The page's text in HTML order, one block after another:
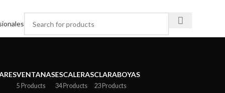
VENTANAS
5 Products
ESCALERAS
34 Products
CLARABOYAS
23 Products